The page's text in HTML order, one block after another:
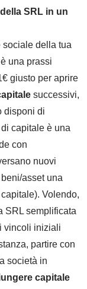
SRL in un
sociale della tua
una prassi
giusto per aprire
successivi,
disponi di
capitale è una
con
nuovi
asset una
Volendo,
SRL semplificata
vincoli iniziali
partire con
società in
capitale